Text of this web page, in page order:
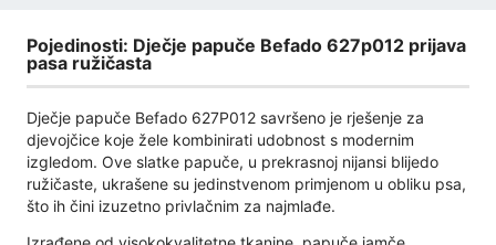
Pojedinosti: Dječje papuče Befado 627p012 prijava
pasa ružičasta
Dječje papuče Befado 627P012 savršeno je rješenje za
djevojčice koje žele kombinirati udobnost s modernim
izgledom. Ove slatke papuče, u prekrasnoj nijansi blijedo
ružičaste, ukrašene su jedinstvenom primjenom u obliku psa,
što ih čini izuzetno privlačnim za najmlađe.